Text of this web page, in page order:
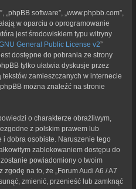
„phpBB software”, „www.phpbb.com”,
w oparciu o oprogramowanie
jest środowiskiem typu witryny
General Public License v2”
dostępne do pobrania ze strony
tylko ułatwia dyskusje przez
zamieszczanych w internecie
można znaleźć na stronie
o charakterze obraźliwym,
z polskim prawem lub
dobra osobiste. Naruszenie tego
zablokowaniem dostępu do
powiadomiony o twoim
na to, że „Forum Audi A6 / A7
zmienić, przenieść lub zamknąć